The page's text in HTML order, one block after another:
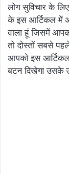
लोग सुविचार के
के इस आर्टिकल में
वाला हूं जिसमें
तो दोस्तों सबसे
आपको इस
बटन दिखेगा उसके